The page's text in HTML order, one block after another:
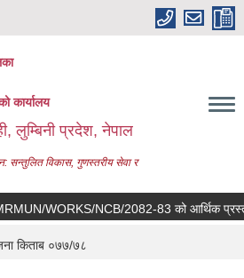
कार्यालय
लुम्बिनी प्रदेश, नेपाल
सन्तुलित विकास, गुणस्तरीय सेवा र
WORKS/NCB/2082-83 को आर्थिक प्रस्ताव
किताब ०७७/७८